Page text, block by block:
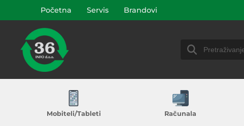
Početna Servis Brandovi
Mobiteli/Tableti Računala